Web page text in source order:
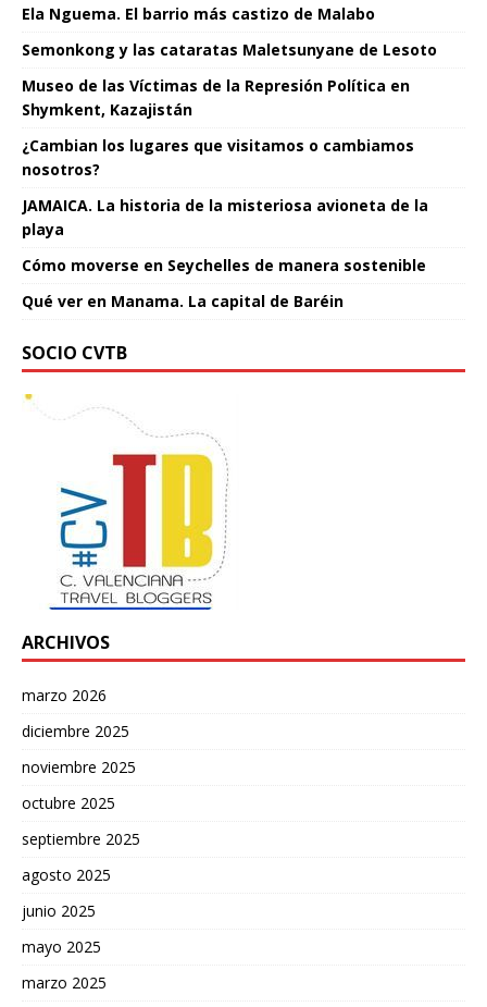
Ela Nguema. El barrio más castizo de Malabo
Semonkong y las cataratas Maletsunyane de Lesoto
Museo de las Víctimas de la Represión Política en
Shymkent, Kazajistán
¿Cambian los lugares que visitamos o cambiamos
nosotros?
JAMAICA. La historia de la misteriosa avioneta de la
playa
Cómo moverse en Seychelles de manera sostenible
Qué ver en Manama. La capital de Baréin
SOCIO CVTB
ARCHIVOS
marzo 2026
diciembre 2025
noviembre 2025
octubre 2025
septiembre 2025
agosto 2025
junio 2025
mayo 2025
marzo 2025